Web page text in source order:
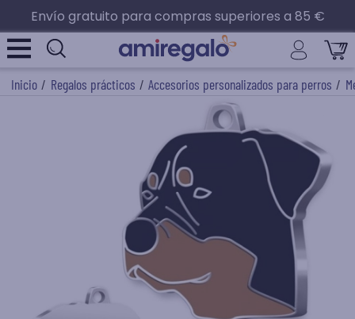
Envío gratuito para compras superiores a 85 €
Inicio / Regalos prácticos / Accesorios personalizados para perros /